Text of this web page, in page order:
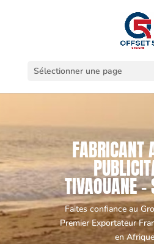
Sélectionner une page
FABRICANT
TIVAOUANE -
Faites confiance au
Premier Exportateur
en